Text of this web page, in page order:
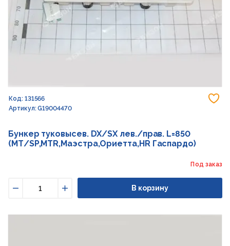
Код: 131566
Артикул: G19004470
Бункер туковысев. DX/SX лев./прав. L=850
(МТ/SP,MTR,Маэстра,Ориетта,HR Гаспардо)
Под заказ
Увеличить
В корзину